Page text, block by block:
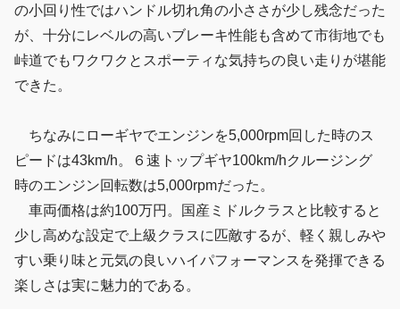
の小回り性ではハンドル切れ角の小ささが少し残念だった
が、十分にレベルの高いブレーキ性能も含めて市街地でも
峠道でもワクワクとスポーティな気持ちの良い走りが堪能
できた。
ちなみにローギヤでエンジンを5,000rpm回した時のス
ピードは43km/h。６速トップギヤ100km/hクルージング
時のエンジン回転数は5,000rpmだった。
車両価格は約100万円。国産ミドルクラスと比較すると
少し高めな設定で上級クラスに匹敵するが、軽く親しみや
すい乗り味と元気の良いハイパフォーマンスを発揮できる
楽しさは実に魅力的である。